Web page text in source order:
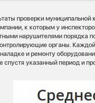
проверки муниципальной
к которым у
нарушителями порядка
органы.
и ремонту
указанный период и